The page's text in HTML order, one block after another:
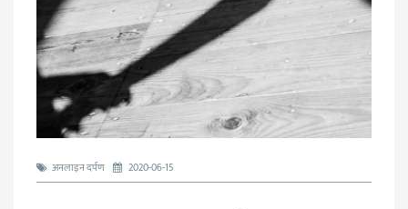
अनलाइन दर्पण 2020-06-15